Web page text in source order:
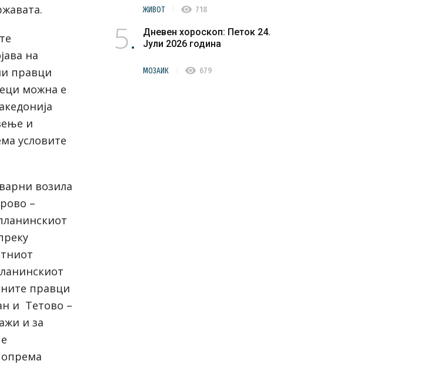
на
правци
можна е
и
условите
возила
–
правци
и Тетово –
и за
ЖИВОТ visibility 718
5
Дневен хороскоп: Петок 24.
Јули 2026 година
МОЗАИК visibility 679